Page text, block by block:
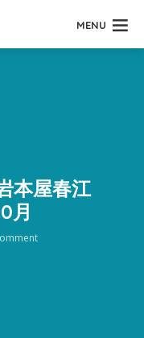
MENU
本屋春江
月